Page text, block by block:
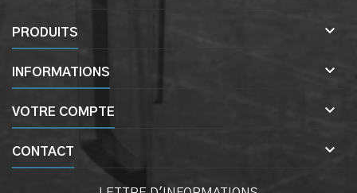
PRODUITS 
INFORMATIONS 
VOTRE COMPTE 
CONTACT 